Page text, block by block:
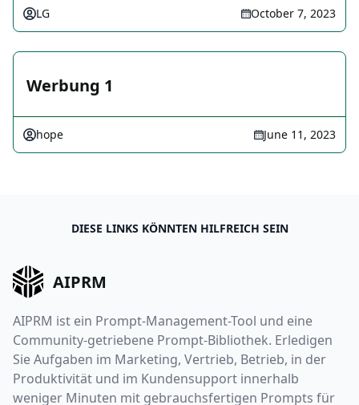
LG October 7, 2023
Werbung 1
hope June 11, 2023
DIESE LINKS KÖNNTEN HILFREICH SEIN
AIPRM
AIPRM ist ein Prompt-Management-Tool und eine
Community-getriebene Prompt-Bibliothek. Erledigen
Sie Aufgaben im Marketing, Vertrieb, Betrieb, in der
Produktivität und im Kundensupport innerhalb
weniger Minuten mit gebrauchsfertigen Prompts für